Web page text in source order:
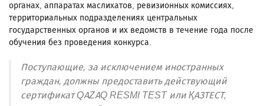
органах, аппаратах маслихатов, ревизионных комиссиях,
территориальных подразделениях центральных
государственных органов и их ведомств в течение года после
обучения без проведения конкурса.
Поступающие, за исключением иностранных
граждан, должны предоставить действующий
сертификат QAZAQ RESMI TEST или ҚАЗТЕСТ,